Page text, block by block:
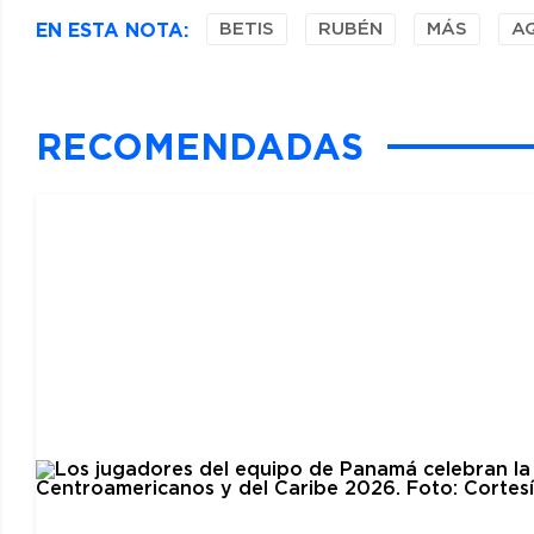
EN ESTA NOTA: BETIS RUBÉN MÁS
RECOMENDADAS